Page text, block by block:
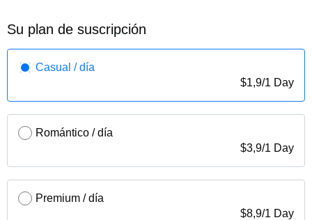
Su plan de suscripción
Casual / día
$1,9/1 Day
Romántico / día
$3,9/1 Day
Premium / día
$8,9/1 Day